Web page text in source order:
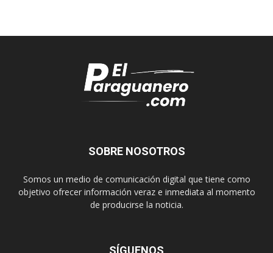
SOBRE NOSOTROS
Somos un medio de comunicación digital que tiene como
objetivo ofrecer información veraz e inmediata al momento
de producirse la noticia.
SÍGUENOS